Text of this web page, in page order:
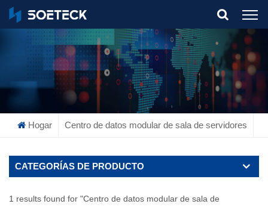
What Are You Looking For?
Hogar Centro de datos modular de sala de servidores
CATEGORÍAS DE PRODUCTO
1 results found for "Centro de datos modular de sala de